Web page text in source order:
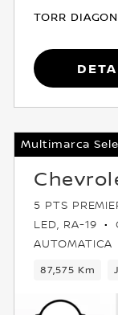
TORR
Delantera
Multimarca
5 PTS
LED, RA-19
AUTOMATICA
87,575 Km